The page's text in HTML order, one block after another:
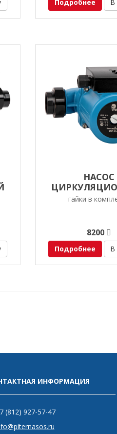
Подробнее В
НАСОС
WESTER WCP
гайки в
8200
Подробнее В
ИНФОРМАЦИЯ
(812) 927-57-47